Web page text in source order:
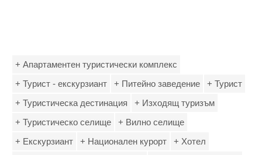
+ Апартаментен туристически комплекс
+ Турист - екскурзиант
+ Питейно заведение
+ Турист
+ Туристическа дестинация
+ Изходящ туризъм
+ Туристическо селище
+ Вилно селище
+ Екскурзиант
+ Национален курорт
+ Хотел